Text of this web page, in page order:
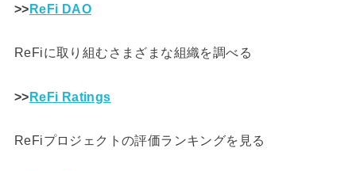
>>ReFi DAO
ReFiに取り組むさまざまな組織を調べる
>>ReFi Ratings
ReFiプロジェクトの評価ランキングを見る